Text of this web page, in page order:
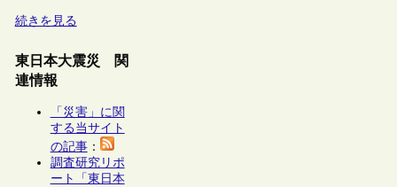
続きを見る
東日本大震災 関
連情報
「災害」に関
する当サイト
の記事：
調査研究リポ
ート「東日本